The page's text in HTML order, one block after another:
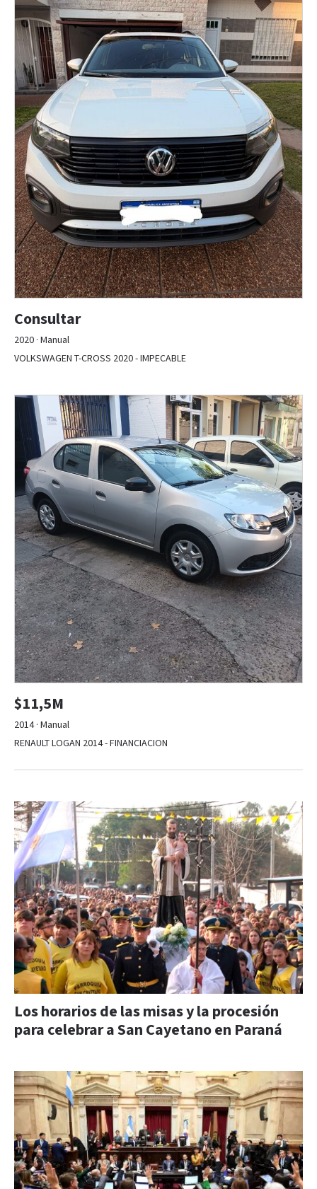
Consultar
2020 · Manual
VOLKSWAGEN T-CROSS 2020 - IMPECABLE
$11,5M
2014 · Manual
RENAULT LOGAN 2014 - FINANCIACION
Los horarios de las misas y la procesión
para celebrar a San Cayetano en Paraná